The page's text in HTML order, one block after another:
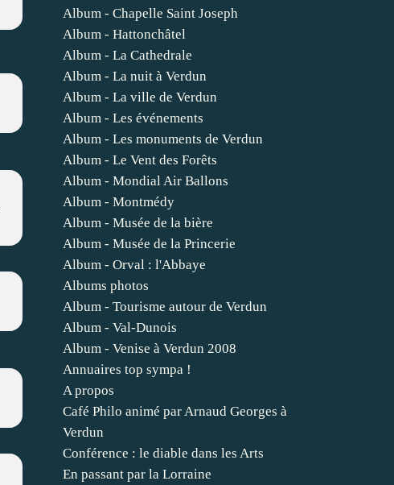
Album - Chapelle Saint Joseph
Album - Hattonchâtel
Album - La Cathedrale
Album - La nuit à Verdun
Album - La ville de Verdun
Album - Les événements
Album - Les monuments de Verdun
Album - Le Vent des Forêts
Album - Mondial Air Ballons
Album - Montmédy
Album - Musée de la bière
Album - Musée de la Princerie
Album - Orval : l'Abbaye
Albums photos
Album - Tourisme autour de Verdun
Album - Val-Dunois
Album - Venise à Verdun 2008
Annuaires top sympa !
A propos
Café Philo animé par Arnaud Georges à
Verdun
Conférence : le diable dans les Arts
En passant par la Lorraine